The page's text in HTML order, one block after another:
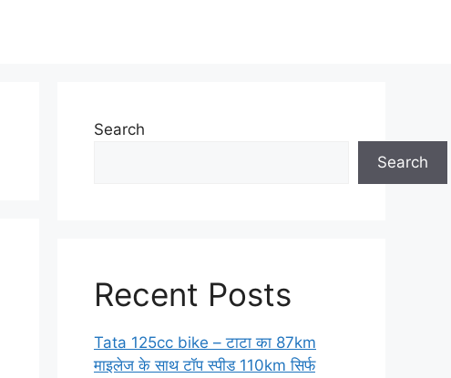
Search
Search
Recent Posts
Tata 125cc bike – टाटा का 87km
माइलेज के साथ टॉप स्पीड 110km सिर्फ